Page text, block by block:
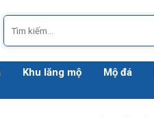
Tìm
kiếm:
Khu lăng mộ Mộ đá